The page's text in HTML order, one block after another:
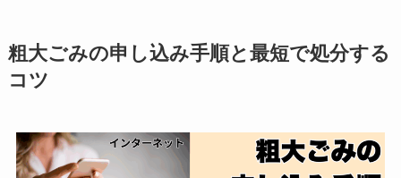
粗大ごみの申し込み手順と最短で処分する
コツ